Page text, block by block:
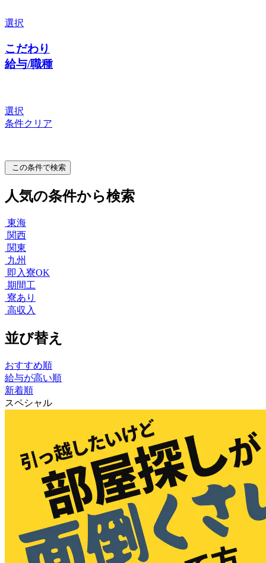
選択
こだわり
給与/職種
選択
条件クリア
この条件で検索
人気の条件から検索
東海
関西
関東
九州
即入寮OK
期間工
寮あり
高収入
並び替え
おすすめ順
給与が高い順
新着順
スペシャル